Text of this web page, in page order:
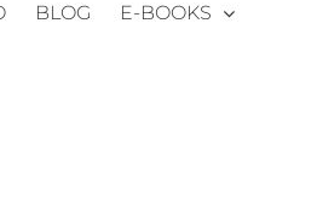
BLOG E-BOOKS